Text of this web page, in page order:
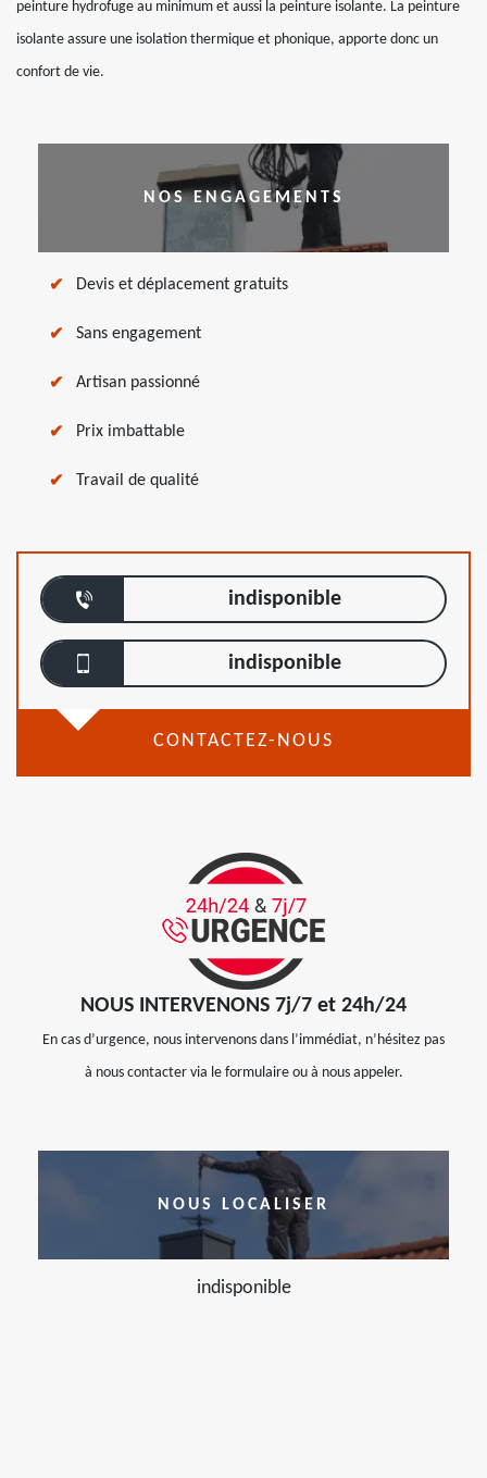
peinture hydrofuge au minimum et aussi la peinture isolante. La peinture
isolante assure une isolation thermique et phonique, apporte donc un
confort de vie.
NOS ENGAGEMENTS
Devis et déplacement gratuits
Sans engagement
Artisan passionné
Prix imbattable
Travail de qualité
indisponible
indisponible
CONTACTEZ-NOUS
NOUS INTERVENONS 7j/7 et 24h/24
En cas d’urgence, nous intervenons dans l’immédiat, n’hésitez pas
à nous contacter via le formulaire ou à nous appeler.
NOUS LOCALISER
indisponible